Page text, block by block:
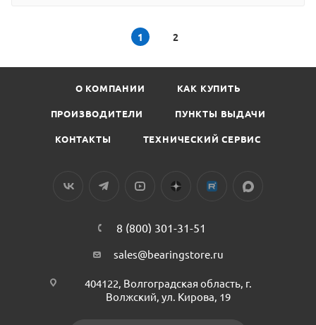
1 2
О КОМПАНИИ КАК КУПИТЬ
ПРОИЗВОДИТЕЛИ ПУНКТЫ ВЫДАЧИ
КОНТАКТЫ ТЕХНИЧЕСКИЙ СЕРВИС
8 (800) 301-31-51
sales@bearingstore.ru
404122, Волгоградская область, г.
Волжский, ул. Кирова, 19